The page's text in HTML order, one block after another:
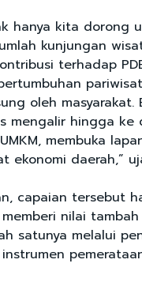
hanya kita dorong
kunjungan
terhadap
oleh masyarakat.
mengalir hingga ke
membuka
ekonomi daerah,”
capaian tersebut
nilai
satunya melalui